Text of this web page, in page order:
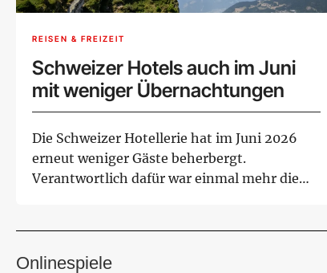
REISEN & FREIZEIT
Schweizer Hotels auch im Juni
mit weniger Übernachtungen
Die Schweizer Hotellerie hat im Juni 2026
erneut weniger Gäste beherbergt.
Verantwortlich dafür war einmal mehr die
Onlinespiele